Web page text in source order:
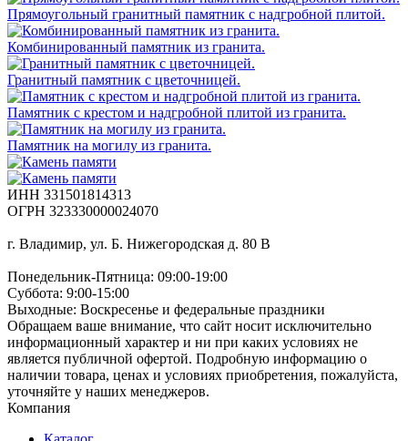
Прямоугольный гранитный памятник с надгробной плитой.
Комбинированный памятник из гранита.
Гранитный памятник с цветочницей.
Памятник с крестом и надгробной плитой из гранита.
Памятник на могилу из гранита.
ИНН 331501814313
ОГРН 323330000024070
г. Владимир, ул. Б. Нижегородская д. 80 В
Понедельник-Пятница: 09:00-19:00
Суббота: 9:00-15:00
Выходные: Воскресенье и федеральные праздники
Обращаем ваше внимание, что сайт носит исключительно
информационный характер и ни при каких условиях не
является публичной офертой. Подробную информацию о
наличии товара, ценах и условиях приобретения, пожалуйста,
уточняйте у наших менеджеров.
Компания